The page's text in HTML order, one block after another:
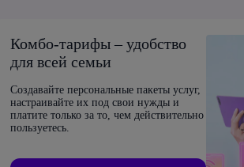
Комбо-тарифы – удобство
для всей семьи
Создавайте персональные пакеты услуг,
настраивайте их под свои нужды и
платите только за то, чем действительно
пользуетесь.